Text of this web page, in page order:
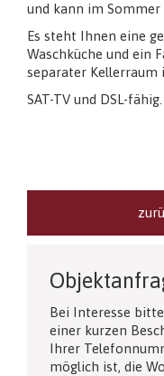
und kann im Sommer
Es steht Ihnen eine
Waschküche und ein
separater Kellerraum
SAT-TV und DSL-fähig.
Bei Interesse
einer kurzen
Ihrer
möglich ist, die